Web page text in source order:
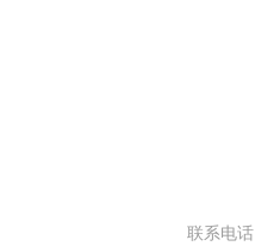
联系电话